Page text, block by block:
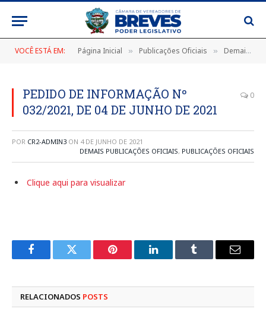
VOCÊ ESTÁ EM: Página Inicial » Publicações Oficiais » Demais Publicações Oficiais
PEDIDO DE INFORMAÇÃO Nº
032/2021, DE 04 DE JUNHO DE 2021
0
POR CR2-ADMIN3 ON 4 DE JUNHO DE 2021
DEMAIS PUBLICAÇÕES OFICIAIS, PUBLICAÇÕES OFICIAIS
Clique aqui para visualizar
FacebookTwitter Pinterest LinkedInTumblr
E-
RELACIONADOS POSTS